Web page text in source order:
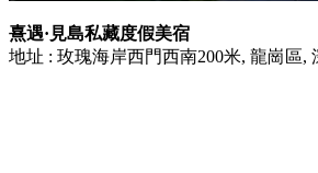
熹遇·見島私藏度假美宿
地址 : 玫瑰海岸西門西南200米, 龍崗區,